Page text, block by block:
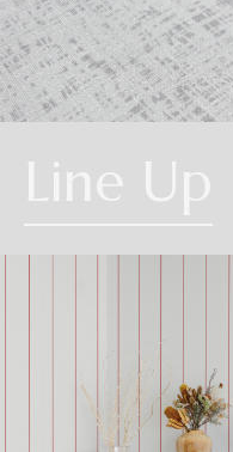
一般ビニル壁紙と比較して加工
合があります。あらかじめ商品
択をお願いします．
板
※②告示第1400号の厚さが12mm
※③告示第1401号の厚さが9mm以
Line Up